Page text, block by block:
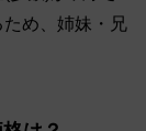
め、姉妹・兄